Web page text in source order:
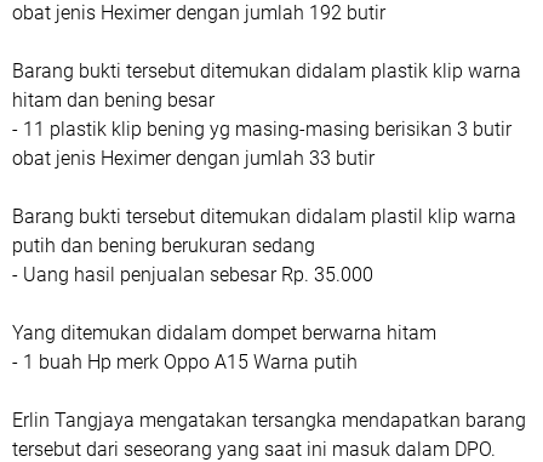
obat jenis Heximer dengan jumlah 192 butir
Barang bukti tersebut ditemukan didalam plastik klip warna
hitam dan bening besar
- 11 plastik klip bening yg masing-masing berisikan 3 butir
obat jenis Heximer dengan jumlah 33 butir
Barang bukti tersebut ditemukan didalam plastil klip warna
putih dan bening berukuran sedang
- Uang hasil penjualan sebesar Rp. 35.000
Yang ditemukan didalam dompet berwarna hitam
- 1 buah Hp merk Oppo A15 Warna putih
Erlin Tangjaya mengatakan tersangka mendapatkan barang
tersebut dari seseorang yang saat ini masuk dalam DPO.